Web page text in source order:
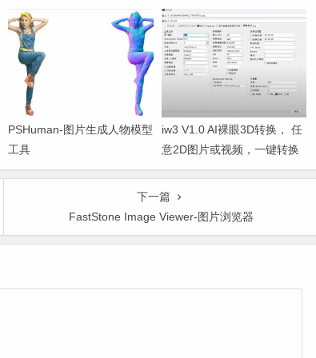
PSHuman-图片生成人物模型
工具
iw3 V1.0 AI裸眼3D转换， 任
意2D图片或视频，一键转换
为3D，支持VR观看
下一篇
FastStone Image Viewer-图片浏览器